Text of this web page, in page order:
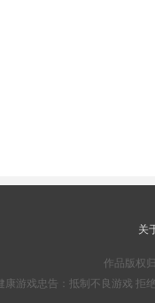
关
作品版权
康游戏忠告：抵制不良游戏 拒